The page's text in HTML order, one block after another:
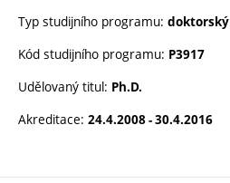
Typ studijního programu: doktorský
Kód studijního programu: P3917
Udělovaný titul: Ph.D.
Akreditace: 24.4.2008 - 30.4.2016